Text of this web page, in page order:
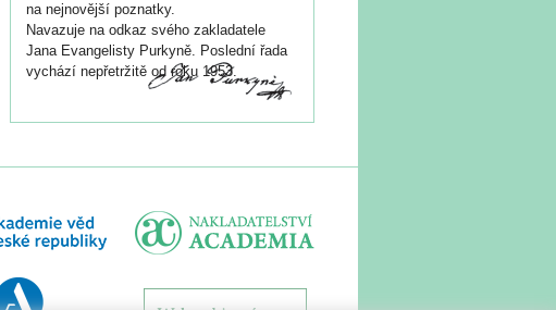
na nejnovější poznatky.
Navazuje na odkaz svého zakladatele
Jana Evangelisty Purkyně. Poslední řada
vychází nepřetržitě od roku 1953.